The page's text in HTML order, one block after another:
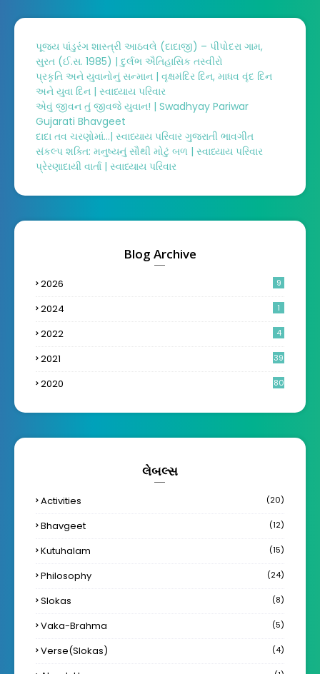
પૂજ્ય પાંડુરંગ શાસ્ત્રી આઠવલે (દાદાજી) – પીપોદરા ગામ,
સુરત (ઈ.સ. 1985) | દુર્લભ ઐતિહાસિક તસ્વીરો
પ્રકૃતિ અને યુવાનોનું સન્માન | વૃક્ષમંદિર દિન, માધવ વૃંદ દિન
અને યુવા દિન | સ્વાધ્યાય પરિવાર
એવું જીવન તું જીવજે યુવાન! | Swadhyay Pariwar
Gujarati Bhavgeet
દાદા તવ ચરણોમાં...| સ્વાધ્યાય પરિવાર ગુજરાતી ભાવગીત
સંકલ્પ શક્તિ: મનુષ્યનું સૌથી મોટું બળ | સ્વાધ્યાય પરિવાર
પ્રેરણાદાયી વાર્તા | સ્વાધ્યાય પરિવાર
Blog Archive
2026 9
2024 1
2022 4
2021 39
2020 80
લેબલ્સ
Activities (20)
Bhavgeet (12)
Kutuhalam (15)
Philosophy (24)
Slokas (8)
Vaka-Brahma (5)
Verse(Slokas) (4)